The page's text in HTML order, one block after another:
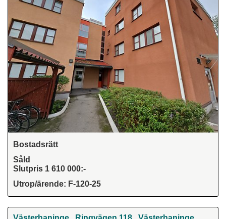
Bostadsrätt
Såld
Slutpris 1 610 000:-
Utrop/ärende: F-120-25